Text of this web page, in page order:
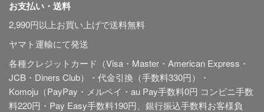
お支払い・送料
2,990円以上お買い上げで送料無料
ヤマト運輸にて発送
各種クレジットカード（Visa・Master・American Express・
JCB・Diners Club）・代金引換（手数料330円）・
Komoju（PayPay・メルペイ・au Pay手数料0円 コンビニ手数
料220円・Pay Easy手数料190円、銀行振込手数料お客様負